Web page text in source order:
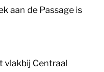
aan de Passage is
vlakbij Centraal